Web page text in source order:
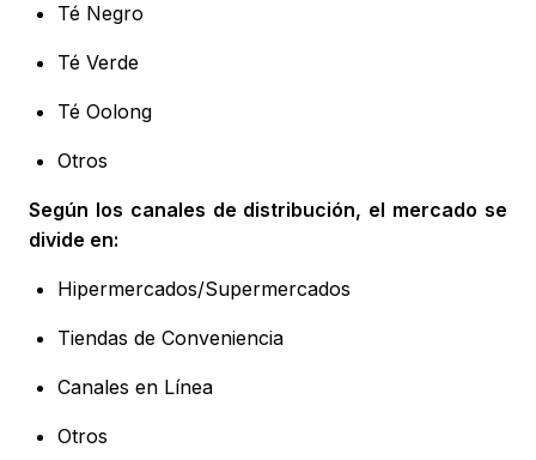
Té Negro
Té Verde
Té Oolong
Otros
Según los canales de distribución, el mercado se
divide en:
Hipermercados/Supermercados
Tiendas de Conveniencia
Canales en Línea
Otros